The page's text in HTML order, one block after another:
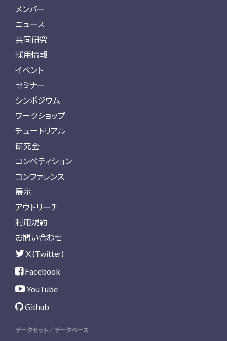
メンバー
ニュース
共同研究
採用情報
イベント
セミナー
シンポジウム
ワークショップ
チュートリアル
研究会
コンペティション
コンファレンス
展示
アウトリーチ
利用規約
お問い合わせ
X (Twitter)
Facebook
YouTube
Github
データセット／データベース